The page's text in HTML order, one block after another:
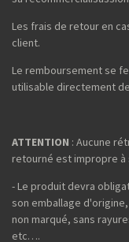
Les frais de retour en
client.
Le remboursement se
utilisable directement
ATTENTION : Aucune
retourné est impropre à
- Le produit devra
son emballage
non marqué, sans
etc….